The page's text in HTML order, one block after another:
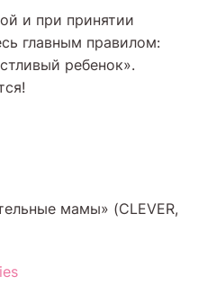
и при принятии
главным правилом:
ребенок».
мамы» (CLEVER,